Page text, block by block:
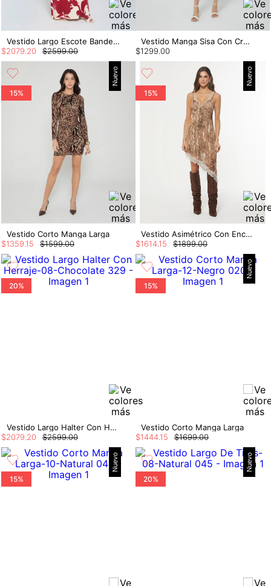
Vestido Largo Escote Bandeja Con Insumo
$2599.00
$2079 20
Vestido Manga Sisa Con Cremallera
$1299.00
Nuevo
15%
Vestido Corto Manga Larga
$1599.00
$1359.15
Nuevo
15%
Vestido Asimétrico Con Encaje
$1899.00
$1614.15
20%
Vestido Largo Halter Con Herraje
$2599.00
$2079.20
Nuevo
15%
Vestido Corto Manga Larga
$1699.00
$1444.15
Nuevo
15%
Nuevo
20%